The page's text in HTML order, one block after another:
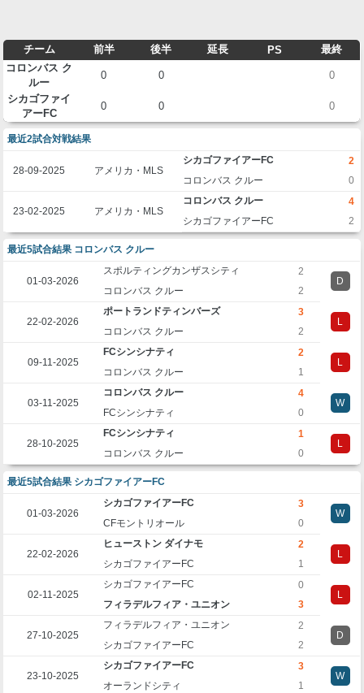
チーム 前半 後半 延長 PS
最終
コロンバス ク
ルー
0 0
0
シカゴファイ
アーFC
0 0 0
最近2試合対戦結果
28-09-2025 アメリカ・MLS
シカゴファイアーFC
2
コロンバス クルー
0
23-02-2025 アメリカ・MLS
コロンバス クルー
4
シカゴファイアーFC
2
最近5試合結果 コロンバス クルー
01-03-2026
スポルティングカンザスシティ
2
D
コロンバス クルー
2
22-02-2026
ポートランドティンバーズ
3
L
コロンバス クルー
2
09-11-2025
FCシンシナティ
2
L
コロンバス クルー
1
03-11-2025
コロンバス クルー
4
W
FCシンシナティ
0
28-10-2025
FCシンシナティ
1
L
コロンバス クルー
0
最近5試合結果 シカゴファイアーFC
01-03-2026
シカゴファイアーFC
3
W
CFモントリオール
0
22-02-2026
ヒューストン ダイナモ
2
L
シカゴファイアーFC
1
02-11-2025
シカゴファイアーFC
0
L
フィラデルフィア・ユニオン
3
27-10-2025
フィラデルフィア・ユニオン
2
D
シカゴファイアーFC
2
23-10-2025
シカゴファイアーFC
3
W
オーランドシティ
1